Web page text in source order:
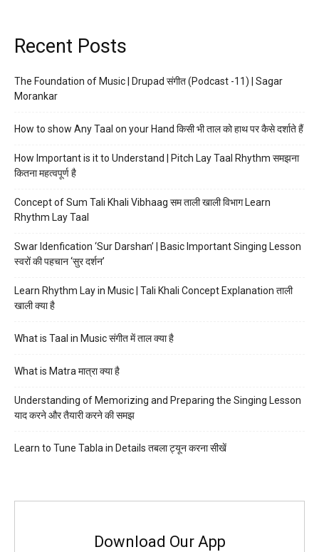
Recent Posts
The Foundation of Music | Drupad संगीत (Podcast -11) | Sagar
Morankar
How to show Any Taal on your Hand किसी भी ताल को हाथ पर कैसे दर्शाते हैं
How Important is it to Understand | Pitch Lay Taal Rhythm समझना
कितना महत्वपूर्ण है
Concept of Sum Tali Khali Vibhaag सम ताली खाली विभाग Learn
Rhythm Lay Taal
Swar Idenfication ‘Sur Darshan’ | Basic Important Singing Lesson
स्वरों की पहचान ‘सुर दर्शन’
Learn Rhythm Lay in Music | Tali Khali Concept Explanation ताली
खाली क्या है
What is Taal in Music संगीत में ताल क्या है
What is Matra मात्रा क्या है
Understanding of Memorizing and Preparing the Singing Lesson
याद करने और तैयारी करने की समझ
Learn to Tune Tabla in Details तबला ट्यून करना सीखें
Download Our App